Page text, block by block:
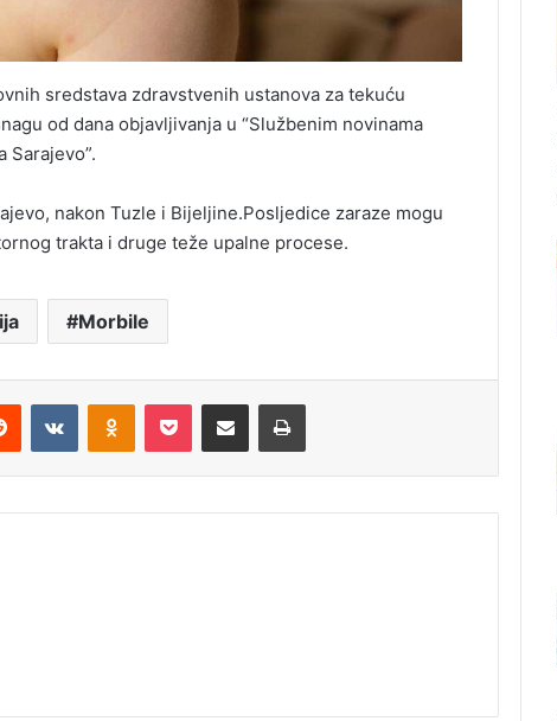
sredstava zdravstvenih ustanova za tekuću
od dana objavljivanja u “Službenim novinama
Sarajevo”.
nakon Tuzle i Bijeljine.Posljedice zaraze mogu
trakta i druge teže upalne procese.
Morbile
Reddit VKontakteOdnoklassniki
Pocket Share via Email Print